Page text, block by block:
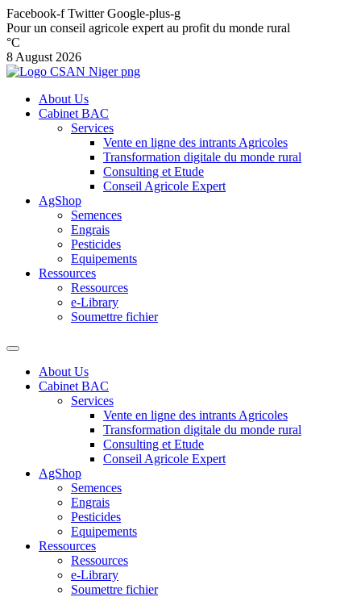
Facebook-f Twitter Google-plus-g
Pour un conseil agricole expert au profit du monde rural
°C
8 August 2026
About Us
Cabinet BAC
Services
Vente en ligne des intrants Agricoles
Transformation digitale du monde rural
Consulting et Etude
Conseil Agricole Expert
AgShop
Semences
Engrais
Pesticides
Equipements
Ressources
Ressources
e-Library
Soumettre fichier
About Us
Cabinet BAC
Services
Vente en ligne des intrants Agricoles
Transformation digitale du monde rural
Consulting et Etude
Conseil Agricole Expert
AgShop
Semences
Engrais
Pesticides
Equipements
Ressources
Ressources
e-Library
Soumettre fichier